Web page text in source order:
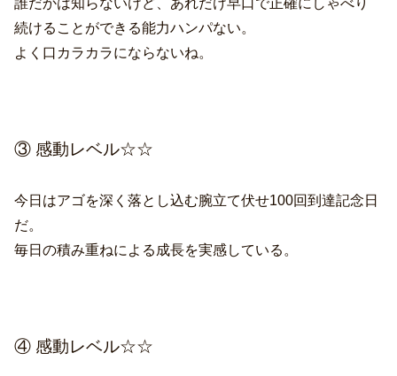
続けることができる能力ハンパない。
よく口カラカラにならないね。
③ 感動レベル☆☆
今日はアゴを深く落とし込む腕立て伏せ100回到達記念日
だ。
毎日の積み重ねによる成長を実感している。
④ 感動レベル☆☆